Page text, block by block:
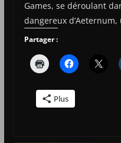
Games, se déroulant
dangereux
Partager :
Plus